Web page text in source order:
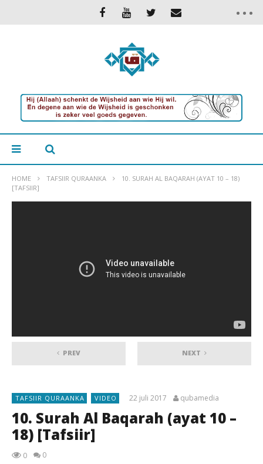
HOME TAFSIIR QURAANKA
10. SURAH AL BAQARAH (AYAT 10 – 18)
[TAFSIIR]
PREV NEXT
TAFSIIR QURAANKA VIDEO 22 juli 2017 qubamedia
10. Surah Al Baqarah (ayat 10 –
18) [Tafsiir]
0 0